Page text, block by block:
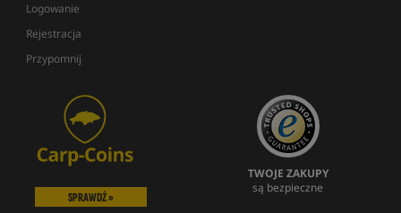
Logowanie
Rejestracja
Przypomnij
SPRAWDŹ »
TWOJE ZAKUPY
są bezpieczne